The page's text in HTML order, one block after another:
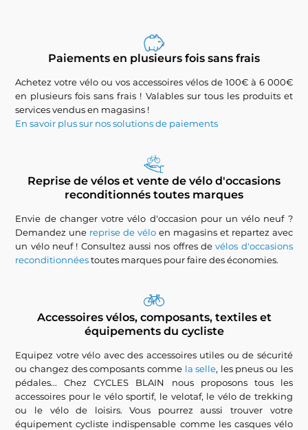
Paiements en plusieurs fois sans frais
Achetez votre vélo ou vos accessoires vélos de 100€ à 6 000€
en plusieurs fois sans frais ! Valables sur tous les produits et
services vendus en magasins !
En savoir plus sur nos solutions de paiements
Reprise de vélos et vente de vélo d'occasions
reconditionnés toutes marques
Envie de changer votre vélo d'occasion pour un vélo neuf ?
Demandez une reprise de vélo en magasins et repartez avec
un vélo neuf ! Consultez aussi nos offres devélos d'occasions
reconditionnéestoutes marques pour faire des économies.
Accessoires vélos, composants, textiles et
équipements du cycliste
Equipez votre vélo avec des accessoires utiles ou de sécurité
ou changez des composants comme la selle, les pneus ou les
pédales... Chez CYCLES BLAIN nous proposons tous les
accessoires pour le vélo sportif, le velotaf, le vélo de trekking
ou le vélo de loisirs. Vous pourrez aussi trouver votre
équipement cycliste indispensable comme les casques vélo